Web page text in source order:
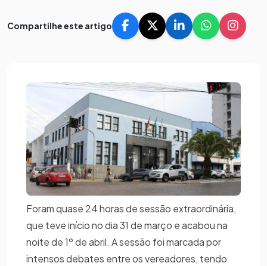
Compartilhe este artigo
Foram quase 24 horas de sessão extraordinária,
que teve início no dia 31 de março e acabou na
noite de 1º de abril. A sessão foi marcada por
intensos debates entre os vereadores, tendo